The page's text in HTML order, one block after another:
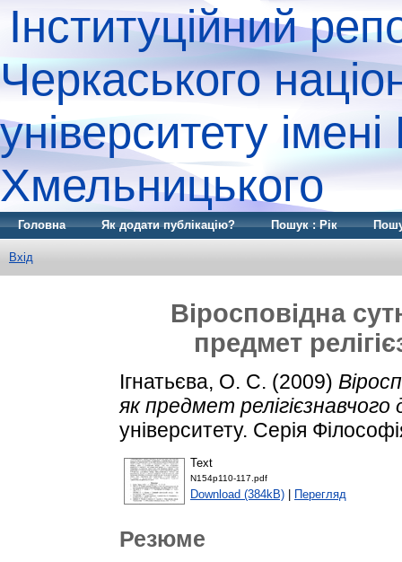
Інституційний
Черкаського
університету
Хмельницького
Головна Як додати публікацію? Пошук : Рік
Вхід
Віросповідна
предмет
Ігнатьєва, О. С. (2009)
як предмет релігієзнавчого
університету. Серія
Text
N154p110-117.pdf
Download (384kB) Перегляд
Резюме